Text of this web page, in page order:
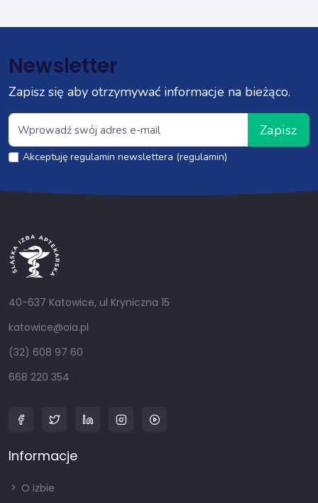
Newsletter
Zapisz się aby otrzymywać informacje na bieżąco.
Zapisz
Akceptuję regulamin newslettera (regulamin)
40-637 Katowice, ul Kryniczna 15
katowice@oia.pl
(32) 608 97 60
668 220 354
Informacje
O izbie